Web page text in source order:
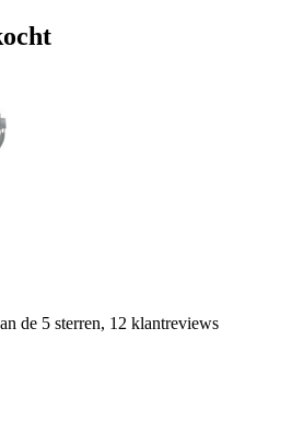
de 5 sterren, 12 klantreviews